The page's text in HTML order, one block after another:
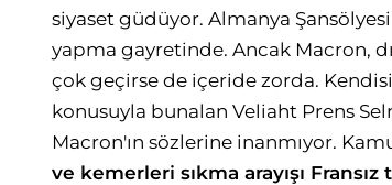
siyaset güdüyor. Almanya
yapma gayretinde. Ancak Macron,
çok geçirse de içeride zorda.
konusuyla bunalan Veliaht Prens
Macron'ın sözlerine inanmıyor.
ve kemerleri sıkma arayışı